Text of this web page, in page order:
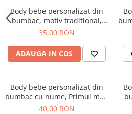
Body bebe personalizat din
bumbac, motiv traditional,
Mandra Romancuta
35,00 RON
ADAUGA IN COS
Body bebe personalizat din
bumbac cu nume, Primul meu
Paste, cos cu oua si iepuras,
40,00 RON